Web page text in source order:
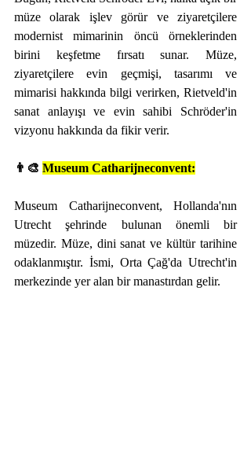
müze olarak işlev görür ve ziyaretçilere
modernist mimarinin öncü örneklerinden
birini keşfetme fırsatı sunar. Müze,
ziyaretçilere evin geçmişi, tasarımı ve
mimarisi hakkında bilgi verirken, Rietveld'in
sanat anlayışı ve evin sahibi Schröder'in
vizyonu hakkında da fikir verir.
👨‍🎨 Museum Catharijneconvent:
Museum Catharijneconvent, Hollanda'nın
Utrecht şehrinde bulunan önemli bir
müzedir. Müze, dini sanat ve kültür tarihine
odaklanmıştır. İsmi, Orta Çağ'da Utrecht'in
merkezinde yer alan bir manastırdan gelir.